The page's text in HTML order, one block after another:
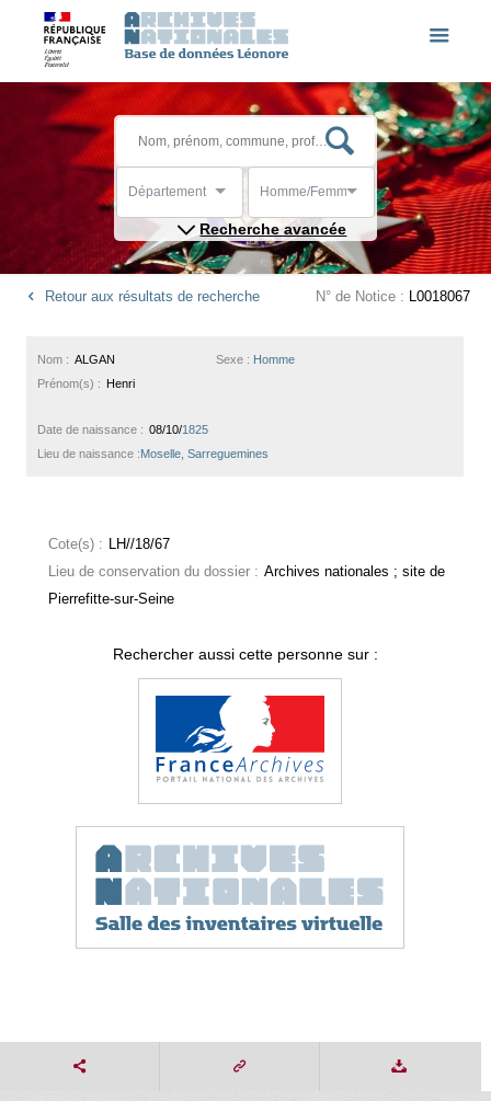
Département Homme/Femme
Recherche avancée
Retour aux résultats de recherche N° de Notice : L0018067
Sexe : Homme
Nom : ALGAN
Prénom(s) : Henri
Date de naissance : 08/10/1825
Lieu de naissance :Moselle, Sarreguemines
Cote(s) : LH//18/67
Lieu de conservation du dossier : Archives nationales ; site de
Pierrefitte-sur-Seine
Rechercher aussi cette personne sur :